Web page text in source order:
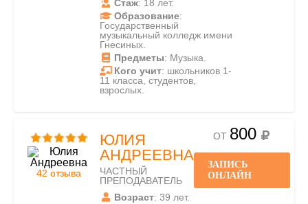
Стаж: 18 лет.
Образование:
Государственный
музыкальный колледж имени
Гнесиных.
Предметы: Музыка.
Кого учит: школьников 1-
11 класса, студентов,
взрослых.
42 отзыва
ЮЛИЯ
АНДРЕЕВНА
ЧАСТНЫЙ
ПРЕПОДАВАТЕЛЬ
Возраст: 39 лет.
ОТ 800
ЗАПИСЬ
ОНЛАЙН